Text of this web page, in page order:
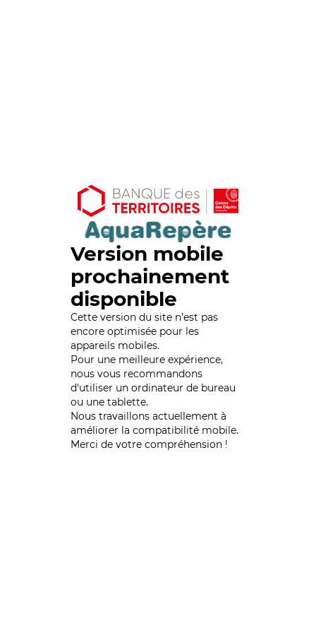
Version mobile
prochainement
disponible
Cette version du site n’est pas
encore optimisée pour les
appareils mobiles.
Pour une meilleure expérience,
nous vous recommandons
d'utiliser un ordinateur de bureau
ou une tablette.
Nous travaillons actuellement à
améliorer la compatibilité mobile.
Merci de votre compréhension !